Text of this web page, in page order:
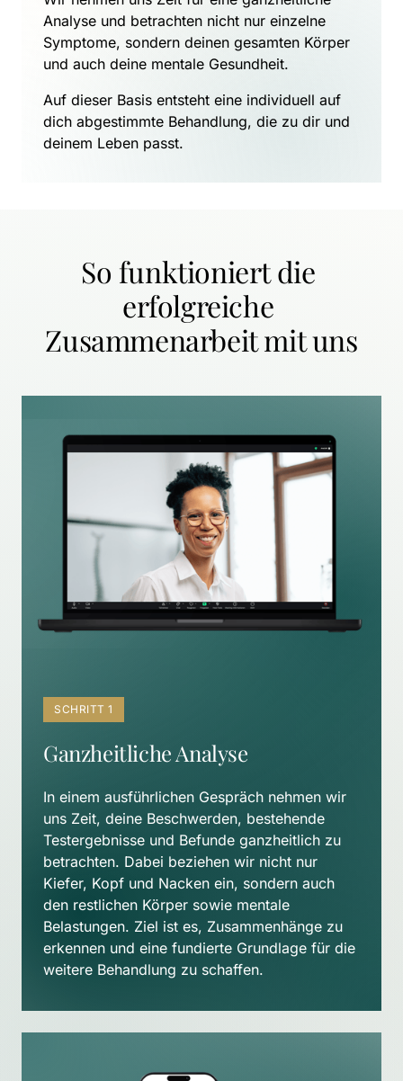
Analyse und betrachten nicht nur einzelne
Symptome, sondern deinen gesamten Körper
und auch deine mentale Gesundheit.
Auf dieser Basis entsteht eine individuell auf
dich abgestimmte Behandlung, die zu dir und
deinem Leben passt.
So funktioniert die
erfolgreiche
Zusammenarbeit mit uns
SCHRITT 1
Ganzheitliche Analyse
In einem ausführlichen Gespräch nehmen wir
uns Zeit, deine Beschwerden, bestehende
Testergebnisse und Befunde ganzheitlich zu
betrachten. Dabei beziehen wir nicht nur
Kiefer, Kopf und Nacken ein, sondern auch
den restlichen Körper sowie mentale
Belastungen. Ziel ist es, Zusammenhänge zu
erkennen und eine fundierte Grundlage für die
weitere Behandlung zu schaffen.